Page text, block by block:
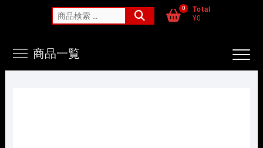
索
0
Total
¥0
商品一覧